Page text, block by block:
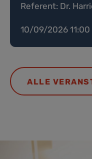
Referent: Dr.
10/09/2026 11:00
ALLE